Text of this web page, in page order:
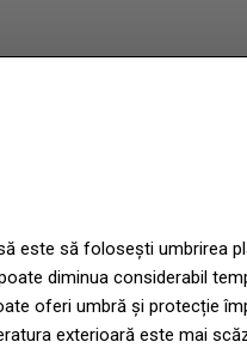
este să folosești umbrirea
diminua considerabil
oferi umbră și protecție
exterioară este mai